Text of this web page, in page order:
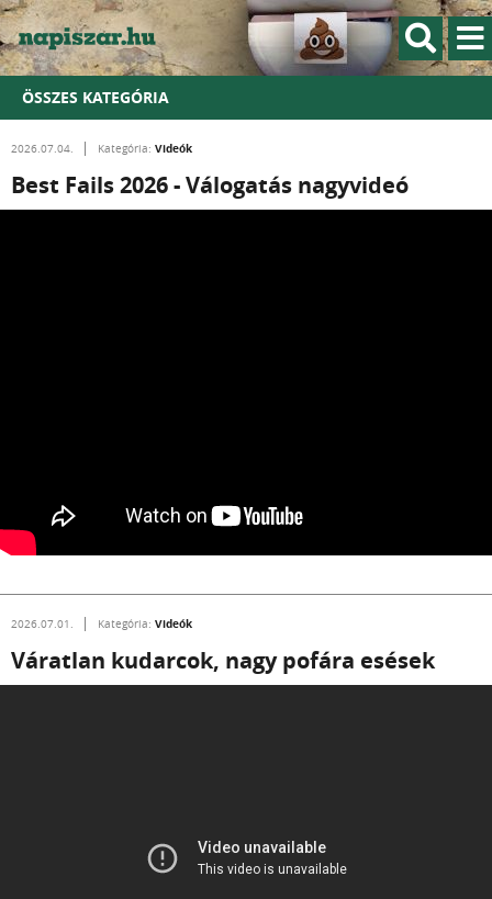
ÖSSZES KATEGÓRIA
2026.07.04. Kategória: Videók
Best Fails 2026 - Válogatás nagyvideó
2026.07.01. Kategória: Videók
Váratlan kudarcok, nagy pofára esések